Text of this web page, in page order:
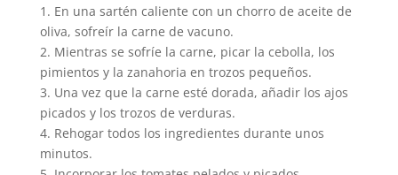
1. En una sartén caliente con un chorro de aceite de
oliva, sofreír la carne de vacuno.
2. Mientras se sofríe la carne, picar la cebolla, los
pimientos y la zanahoria en trozos pequeños.
3. Una vez que la carne esté dorada, añadir los ajos
picados y los trozos de verduras.
4. Rehogar todos los ingredientes durante unos
minutos.